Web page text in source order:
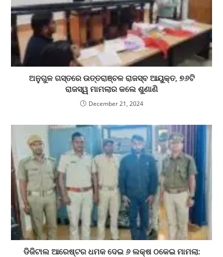
ଅନୁଗୁଳ ଗସ୍ତରେ ଉତ୍ତରାଞ୍ଚଳ ରାଜସ୍ବ ଆୟୁକ୍ତ, ୭୬ଟି
ରାଜସ୍ୱ ମାମଲାର କଲେ ଶୁଣାଣି
December 21, 2024
ଡିଜିଟାଲ ଆରେଷ୍ଟର ଧମକ ଦେଇ ୬ ଲକ୍ଷ ଠକେଇ ମାମଲା: